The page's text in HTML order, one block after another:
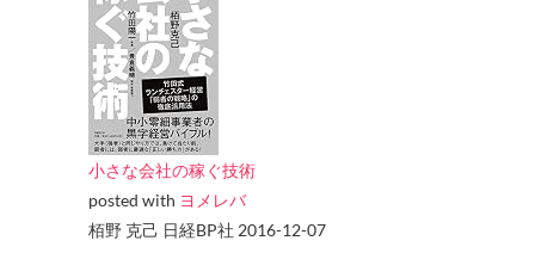
小さな会社の稼ぐ技術
posted with ヨメレバ
栢野 克己 日経BP社 2016-12-07